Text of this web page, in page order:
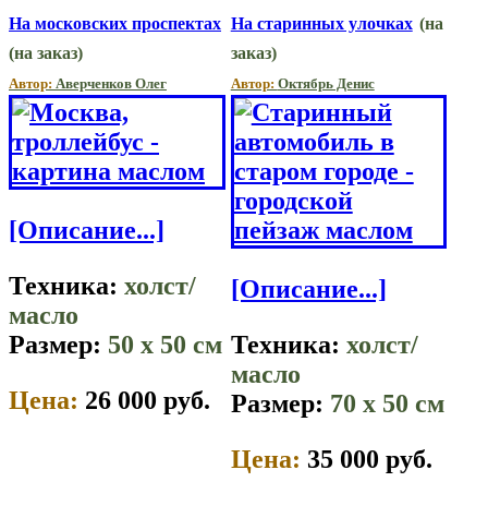
На московских проспектах
(на заказ)
Автор: Аверченков Олег
[Описание...]
Техника: холст/
масло
Размер: 50 x 50 см
Цена: 26 000 руб.
На старинных улочках (на
заказ)
Автор: Октябрь Денис
[Описание...]
Техника: холст/
масло
Размер: 70 x 50 см
Цена: 35 000 руб.